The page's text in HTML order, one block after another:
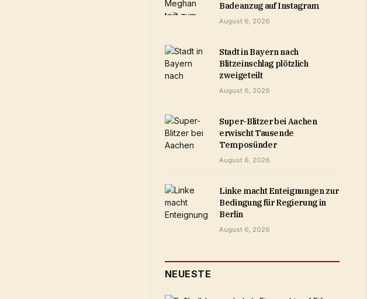
Badeanzug auf Instagram
August 6, 2026
Stadt in Bayern nach
Blitzeinschlag plötzlich
zweigeteilt
August 6, 2026
Super-Blitzer bei Aachen
erwischt Tausende
Temposünder
August 6, 2026
Linke macht Enteignungen zur
Bedingung für Regierung in
Berlin
August 6, 2026
NEUESTE